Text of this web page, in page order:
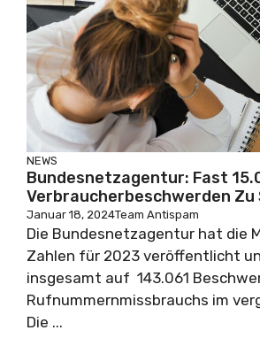
NEWS
Bundesnetzagentur: Fast
Verbraucherbeschwerden Zu
Januar 18, 2024Team Antispam
Die Bundesnetzagentur hat die
Zahlen für 2023 veröffentlicht
insgesamt auf 143.061
Rufnummernmissbrauchs im
Die ...